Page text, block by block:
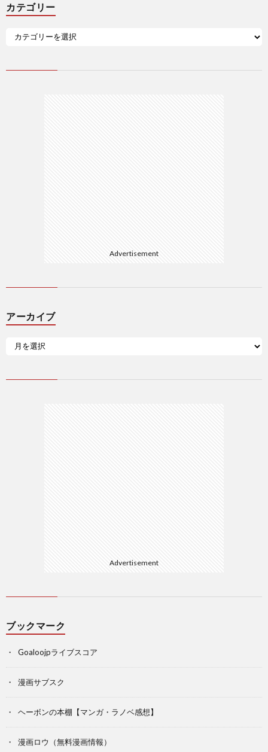
カテゴリー
Advertisement
アーカイブ
Advertisement
ブックマーク
Goaloojpライブスコア
漫画サブスク
ヘーボンの本棚【マンガ・ラノベ感想】
漫画ロウ（無料漫画情報）